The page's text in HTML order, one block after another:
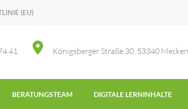
(EU)
Königsberger Straße 30, 53340
41
BERATUNGSTEAM DIGITALE LERNINHALTE